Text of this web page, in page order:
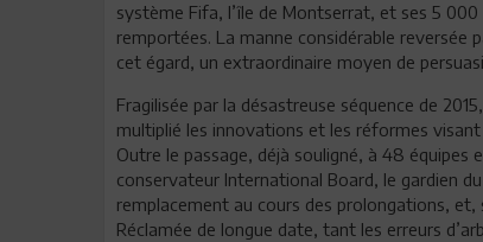
système Fifa, l’île de Montserrat, et ses 5
remportées. La manne considérable
cet égard, un extraordinaire moyen de
Fragilisée par la désastreuse séquence de
multiplié les innovations et les réformes
Outre le passage, déjà souligné, à 48 équipes
conservateur International Board, le gardien
remplacement au cours des prolongations, et,
Réclamée de longue date, tant les erreurs